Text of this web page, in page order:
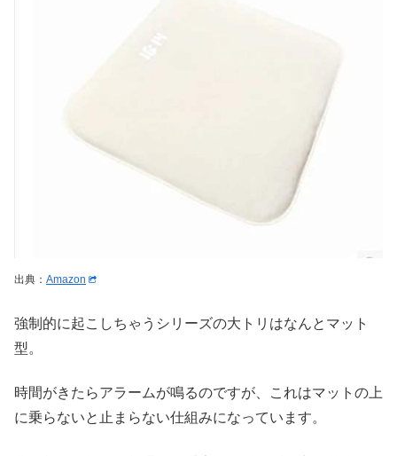
出典： Amazon
強制的に起こしちゃうシリーズの大トリはなんとマット
型。
時間がきたらアラームが鳴るのですが、これはマットの上
に乗らないと止まらない仕組みになっています。